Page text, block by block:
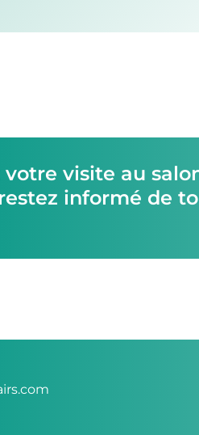
visite au
informé de